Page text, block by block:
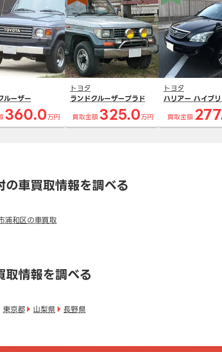
ルーザー
360.0 万円
トヨタ
ランドクルーザープラド
買取金額 325.0 万円
トヨタ
ハリアー ハイブ
買取金額
の車買取情報を調べる
浦和区の車買取
取情報を調べる
東京都 山梨県 長野県